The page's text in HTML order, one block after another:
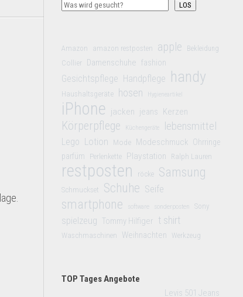
LOS
Amazon amazon restposten apple Bekleidung
Collier Damenschuhe fashion
Gesichtspflege Handpflege handy
Haushaltsgeräte hosen Hygieneartikel
iPhone jacken jeans Kerzen
Körperpflege Küchengeräte lebensmittel
Lego Lotion Mode Modeschmuck Ohrringe
parfüm
Perlenkette Playstation Ralph Lauren
restposten röcke Samsung
Schmuckset Schuhe Seife
smartphone software sonderposten Sony
spielzeug Tommy Hilfiger t shirt
Waschmaschinen Weihnachten Werkzeug
TOP Tages Angebote
Levis 501 Jeans